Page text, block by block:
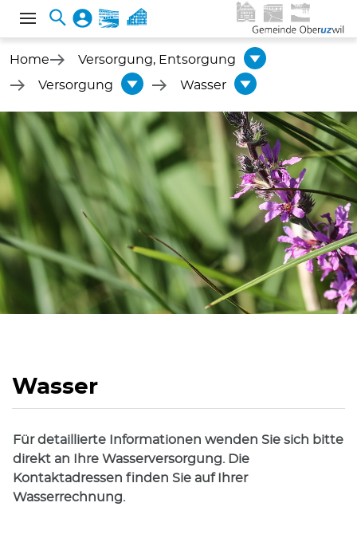
Home
Versorgung, Entsorgung
Versorgung
Wasser
Wasser
Für detaillierte Informationen wenden Sie sich bitte
direkt an Ihre Wasserversorgung. Die
Kontaktadressen finden Sie auf Ihrer
Wasserrechnung.